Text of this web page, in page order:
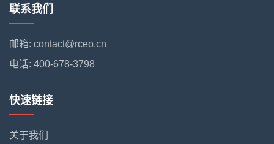
联系我们
邮箱: contact@rceo.cn
电话: 400-678-3798
快速链接
关于我们